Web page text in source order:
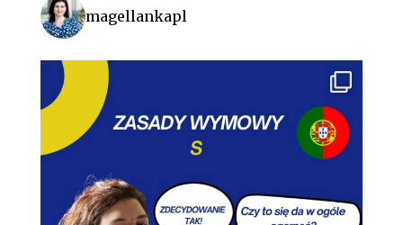
magellankapl